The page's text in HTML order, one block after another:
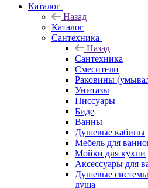
Каталог
Назад
Каталог
Сантехника
Назад
Сантехника
Смесители
Раковины
Унитазы
Писсуары
Биде
Ванны
Душевые кабины
Мебель для
Мойки для кухни
Аксессуары для
Душевые
душа